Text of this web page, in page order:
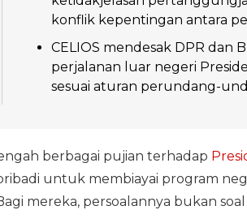
konflik kepentingan antara
CELIOS mendesak DPR dan
perjalanan luar negeri
sesuai aturan perundang-
berbagai pujian terhadap
untuk membiayai program
mereka, persoalannya bukan